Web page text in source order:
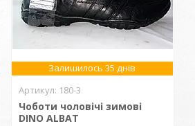
Залишилось 35 днів
180-3
Чоботи чоловічі зимові
DINO ALBAT